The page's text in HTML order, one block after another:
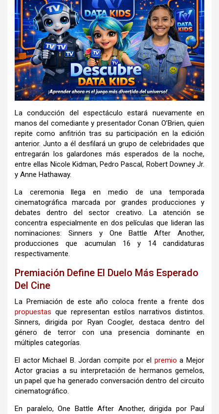
La conducción del espectáculo estará nuevamente en
manos del comediante y presentadorConan O’Brien, quien
repite como anfitrión tras su participación en la edición
anterior. Junto a él desfilará un grupo de celebridades que
entregarán los galardones más esperados de la noche,
entre ellas Nicole Kidman, Pedro Pascal, Robert Downey Jr.
y Anne Hathaway.
La ceremonia llega en medio de una temporada
cinematográfica marcada por grandes producciones y
debates dentro del sector creativo. La atención se
concentra especialmente en dos películas que lideran las
nominaciones: Sinners y One Battle After Another,
producciones que acumulan 16 y 14 candidaturas
respectivamente.
Premiación Define El Duelo Más Esperado
Del Cine
La Premiación de este año coloca frente a frente dos
propuestas que representan estilos narrativos distintos.
Sinners, dirigida por
Ryan Coogler, destaca dentro del
género de terror con una presencia dominante en
múltiples categorías.
El actor Michael B. Jordan compite por el premio a Mejor
Actor gracias a su interpretación de hermanos gemelos,
un papel que ha generado conversación dentro del circuito
cinematográfico.
En paralelo, One Battle After Another, dirigida por Paul